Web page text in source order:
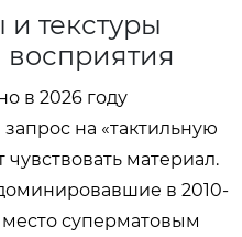
текстуры
восприятия
в 2026 году
на «тактильную
чувствовать материал.
в 2010-
место суперматовым